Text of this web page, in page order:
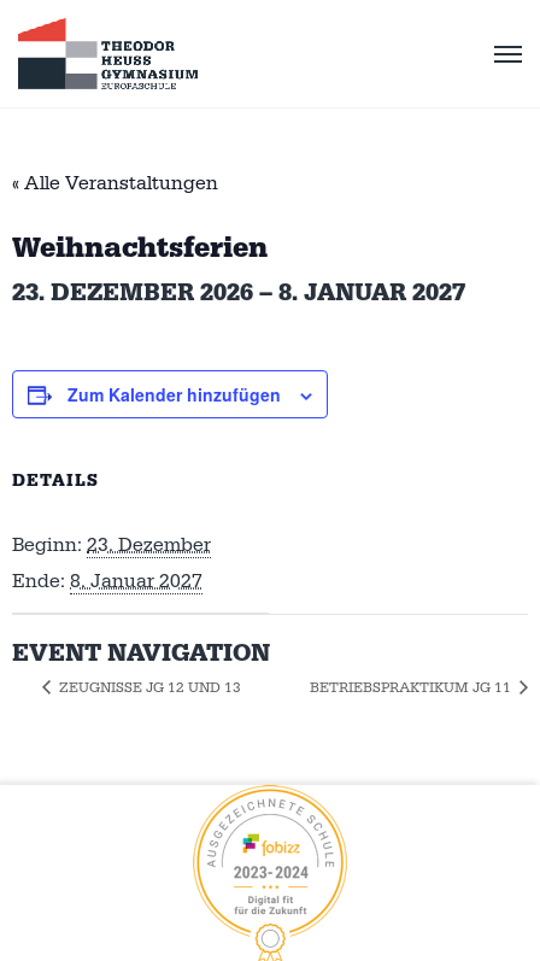
« Alle Veranstaltungen
Weihnachtsferien
23. DEZEMBER 2026–8. JANUAR 2027
Zum Kalender hinzufügen
DETAILS
Beginn: 23. Dezember
Ende: 8. Januar 2027
EVENT NAVIGATION
ZEUGNISSE JG 12 UND 13 BETRIEBSPRAKTIKUM JG 11